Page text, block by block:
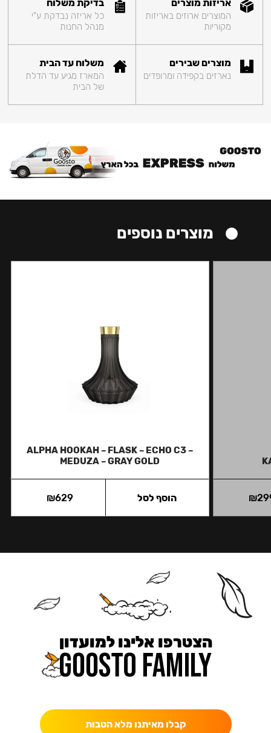
אריזות מוצרים
המוצרים ארוזים באריזות
מקוריות
בדיקת משלוח
כל אריזה נבדקת ע"י
מנהל החנות
מוצרים שבירים
נארזים בקפידה ומרופדים
משלוח עד הבית
המארז מגיע עד הדלת
של הבית
מוצרים נוספים
₪
ALPHA HOOKAH – FLASK – ECHO C3 –
MEDUZA – GRAY GOLD
₪629 הוסף לסל
הצטרפו אלינו למועדון
קבלו מאיתנו מלא הטבות